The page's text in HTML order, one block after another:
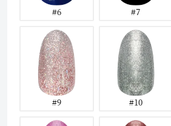
#6 #7
#9 #10